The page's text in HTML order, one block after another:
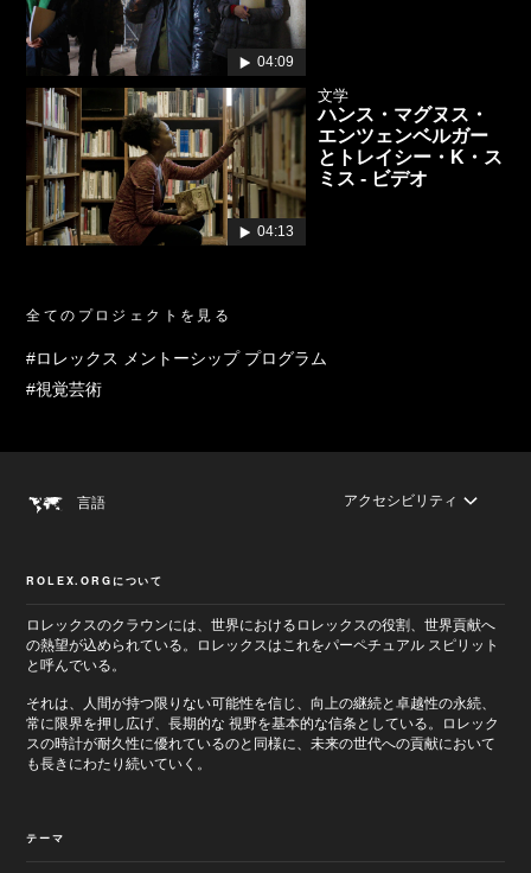
04:09
04:13
文学
ハンス・マグヌス・
エンツェンベルガー
とトレイシー・K・ス
ミス - ビデオ
全てのプロジェクトを見る
#ロレックス メントーシップ プログラム
#視覚芸術
言語 アクセシビリティ
ROLEX.ORGについて
ロレックスのクラウンには、世界におけるロレックスの役割、世界貢献へ
の熱望が込められている。ロレックスはこれをパーペチュアル スピリット
と呼んでいる。
それは、人間が持つ限りない可能性を信じ、向上の継続と卓越性の永続、
常に限界を押し広げ、長期的な 視野を基本的な信条としている。ロレック
スの時計が耐久性に優れているのと同様に、未来の世代への貢献において
も長きにわたり続いていく。
テーマ